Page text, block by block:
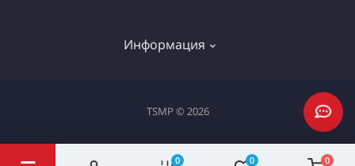
0 0 0
Электроинструменты
Информация
Доставка и оплата
Политика конфиденциальности
TSMP © 2026